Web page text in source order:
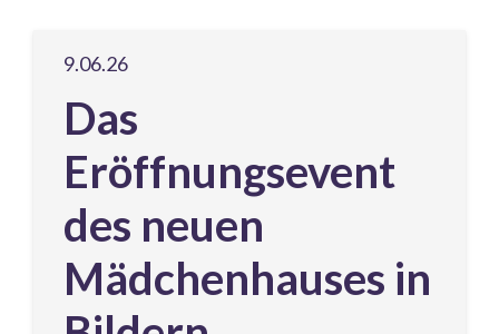
9.06.26
Das
Eröffnungsevent
des neuen
Mädchenhauses in